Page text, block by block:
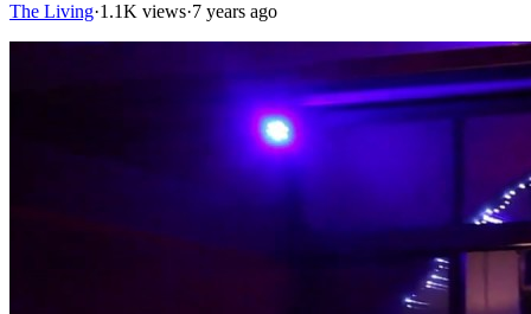
The Living·1.1K views·7 years ago